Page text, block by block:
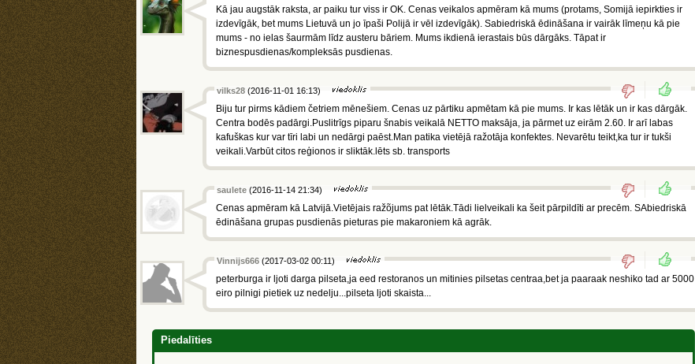
Kā jau augstāk raksta, ar paiku tur viss ir OK. Cenas veikalos apmēram kā mums (protams, Somijā iepirkties ir
izdevīgāk, bet mums Lietuvā un jo īpaši Polijā ir vēl izdevīgāk). Sabiedriskā ēdināšana ir vairāk līmeņu kā pie
mums - no ielas šaurmām līdz austeru bāriem. Mums ikdienā ierastais būs dārgāks. Tāpat ir
biznespusdienas/kompleksās pusdienas.
vilks28 (2016-11-01 16:13)
Biju tur pirms kādiem četriem mēnešiem. Cenas uz pārtiku apmētam kā pie mums. Ir kas lētāk un ir kas dārgāk.
Centra bodēs padārgi.Puslitrīgs piparu šnabis veikalā NETTO maksāja, ja pārmet uz eirām 2.60. Ir arī labas
kafuškas kur var tīri labi un nedārgi paēst.Man patika vietējā ražotāja konfektes. Nevarētu teikt,ka tur ir tukši
veikali.Varbūt citos reģionos ir sliktāk.lēts sb. transports
saulete (2016-11-14 21:34)
Cenas apmēram kā Latvijā.Vietējais ražõjums pat lētāk.Tādi lielveikali ka šeit pārpildīti ar precēm. SAbiedriskā
ēdināšana grupas pusdienās pieturas pie makaroniem kā agrāk.
Vinnijs666 (2017-03-02 00:11)
peterburga ir ljoti darga pilseta,ja eed restoranos un mitinies pilsetas centraa,bet ja paaraak neshiko tad ar 5000
eiro pilnigi pietiek uz nedelju...pilseta ljoti skaista...
Piedalīties